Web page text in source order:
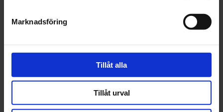
Marknadsföring
Tillåt alla
Tillåt urval
maj (3)
november (4)